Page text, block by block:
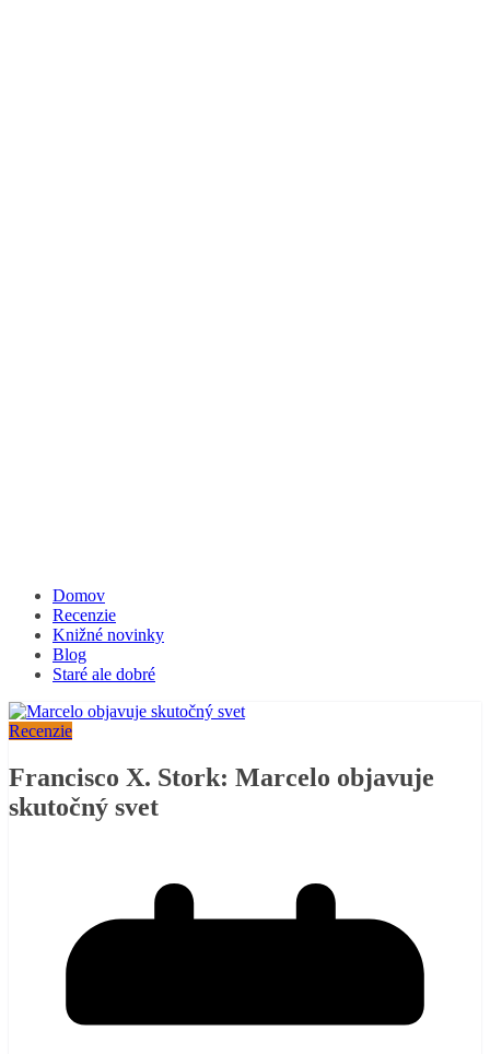
Domov
Recenzie
Knižné novinky
Blog
Staré ale dobré
Recenzie
Francisco X. Stork: Marcelo objavuje
skutočný svet